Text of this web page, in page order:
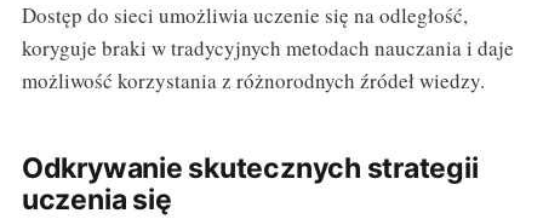
Dostęp do sieci umożliwia uczenie się na odległość,
koryguje braki w tradycyjnych metodach nauczania i daje
możliwość korzystania z różnorodnych źródeł wiedzy.
Odkrywanie skutecznych strategii
uczenia się